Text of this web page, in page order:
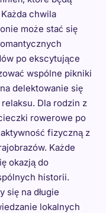
chwila
może stać się
po ekscytujące
wspólne pikniki
delektowanie się
Dla rodzin z
rowerowe po
fizyczną z
Każde
okazją do
historii.
się na długie
lokalnych